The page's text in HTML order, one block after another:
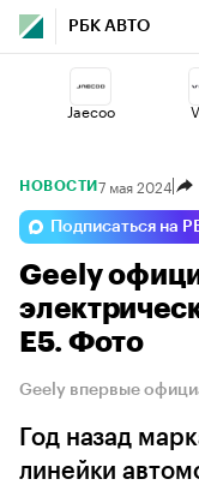
РБК АВТО
Jaecoo
Haval
Esteo
НОВОСТИ 7 мая 2024
Подписаться на
Geely
E5. Фото
Geely впервые
Год назад
линейки